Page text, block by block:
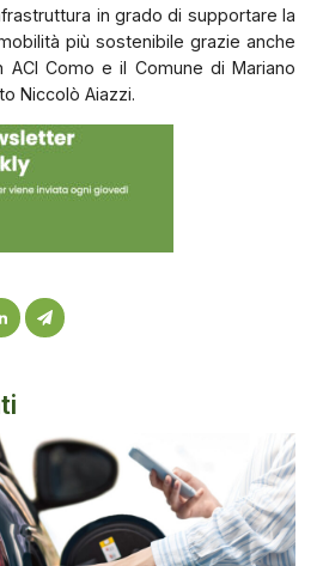
in grado di supportare la
più sostenibile grazie anche
ACI Como e il Comune di Mariano
Niccolò Aiazzi.